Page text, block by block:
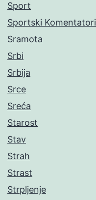
Sport
Sportski Komentatori
Sramota
Srbi
Srbija
Srce
Sreća
Starost
Stav
Strah
Strast
Strpljenje